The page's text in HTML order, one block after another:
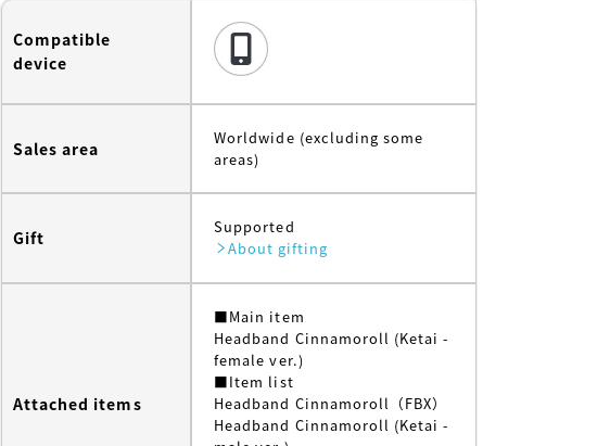
Compatible
device
Sales area
Worldwide (excluding some
areas)
Gift
Supported
About gifting
Attached items
■Main item
Headband Cinnamoroll (Ketai -
female ver.)
■Item list
Headband Cinnamoroll（FBX）
Headband Cinnamoroll (Ketai -